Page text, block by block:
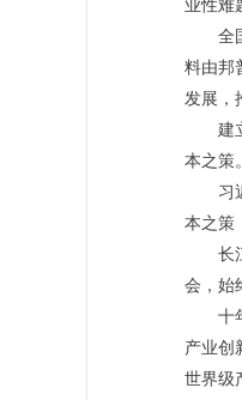
业性难
全
料由邦
发展，
建
本之策。
习
本之策
长
会，始
十
产业创
世界级